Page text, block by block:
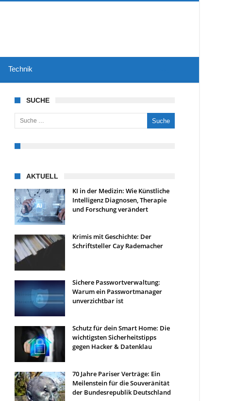
Technik
SUCHE
Suche nach:
AKTUELL
KI in der Medizin: Wie Künstliche
Intelligenz Diagnosen, Therapie
und Forschung verändert
Krimis mit Geschichte: Der
Schriftsteller Cay Rademacher
Sichere Passwortverwaltung:
Warum ein Passwortmanager
unverzichtbar ist
Schutz für dein Smart Home: Die
wichtigsten Sicherheitstipps
gegen Hacker & Datenklau
70 Jahre Pariser Verträge: Ein
Meilenstein für die Souveränität
der Bundesrepublik Deutschland